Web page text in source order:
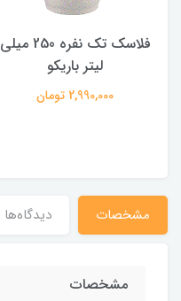
فلاسک تک نفره 250 میلی
لیتر باریکو
2,990,000 تومان
مشخصات دیدگاه‌ها
مشخصات